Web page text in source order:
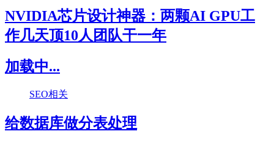
NVIDIA芯片设计神器：两颗AI GPU工
作几天顶10人团队干一年
加载中...
SEO相关
给数据库做分表处理